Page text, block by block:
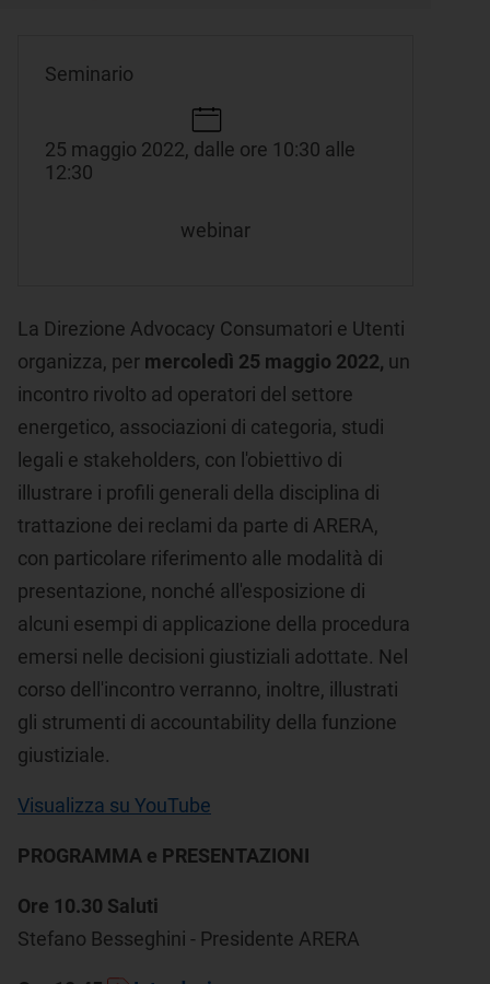
Seminario
25 maggio 2022, dalle ore 10:30 alle
12:30
webinar
La Direzione Advocacy Consumatori e Utenti
organizza, per mercoledì 25 maggio 2022, un
incontro rivolto ad operatori del settore
energetico, associazioni di categoria, studi
legali e stakeholders, con l'obiettivo di
illustrare i profili generali della disciplina di
trattazione dei reclami da parte di ARERA,
con particolare riferimento alle modalità di
presentazione, nonché all'esposizione di
alcuni esempi di applicazione della procedura
emersi nelle decisioni giustiziali adottate. Nel
corso dell'incontro verranno, inoltre, illustrati
gli strumenti di accountability della funzione
giustiziale.
Visualizza su YouTube
PROGRAMMA e PRESENTAZIONI
Ore 10.30 Saluti
Stefano Besseghini - Presidente ARERA